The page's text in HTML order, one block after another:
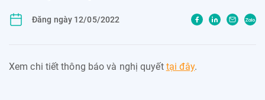
Đăng ngày 12/05/2022
Xem chi tiết thông báo và nghị quyết tại đây.